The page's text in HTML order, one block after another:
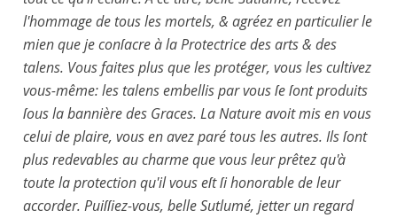
l'hommage de tous les mortels, & agréez en particulier le
mien que je conſacre à la Protectrice des arts & des
talens. Vous faites plus que les protéger, vous les cultivez
vous-même: les talens embellis par vous ſe ſont produits
ſous la bannière des Graces. La Nature avoit mis en vous
celui de plaire, vous en avez paré tous les autres. Ils ſont
plus redevables au charme que vous leur prêtez qu'à
toute la protection qu'il vous eſt ſi honorable de leur
accorder. Puiſſiez-vous, belle Sutlumé, jetter un regard